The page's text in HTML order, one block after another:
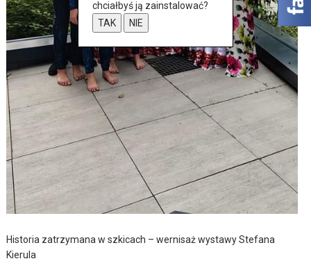
Historia zatrzymana w szkicach – wernisaż wystawy Stefana
Kierula
chciałbyś ją zainstalować?
TAK
NIE